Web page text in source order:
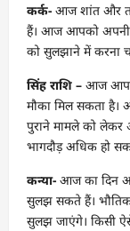
कर्क- आज शांत और
हैं। आज आपको अपनी
को सुलझाने में करना
सिंह राशि – आज
मौका मिल सकता है।
पुराने मामले को लेकर
भागदौड़ अधिक हो
कन्या- आज का दिन
सुलझ सकते हैं। भौतिक
सुलझ जाएंगे। किसी